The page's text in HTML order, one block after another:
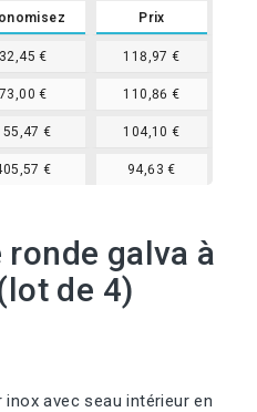
Prix
32,45 € 118,97 €
73,00 € 110,86 €
€ 104,10 €
€ 94,63 €
galva à
de 4)
avec seau intérieur en